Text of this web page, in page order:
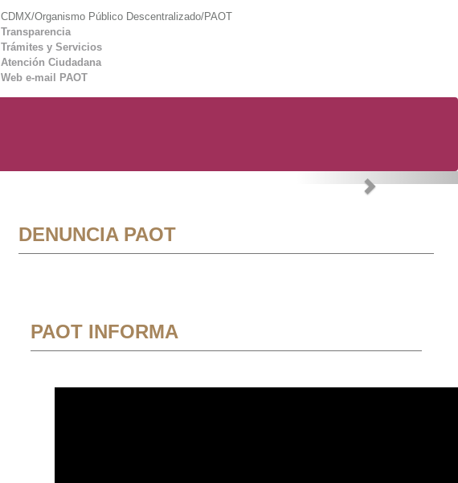
CDMX/Organismo Público Descentralizado/PAOT
Transparencia
Trámites y Servicios
Atención Ciudadana
Web e-mail PAOT
Next
DENUNCIA PAOT
PAOT INFORMA